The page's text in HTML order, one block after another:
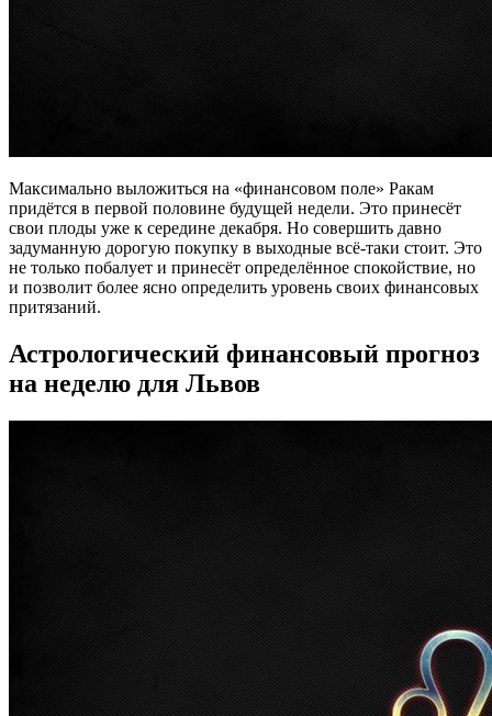
Максимально выложиться на «финансовом поле» Ракам
придётся в первой половине будущей недели. Это принесёт
свои плоды уже к середине декабря. Но совершить давно
задуманную дорогую покупку в выходные всё-таки стоит. Это
не только побалует и принесёт определённое спокойствие, но
и позволит более ясно определить уровень своих финансовых
притязаний.
Астрологический финансовый прогноз
на неделю для Львов